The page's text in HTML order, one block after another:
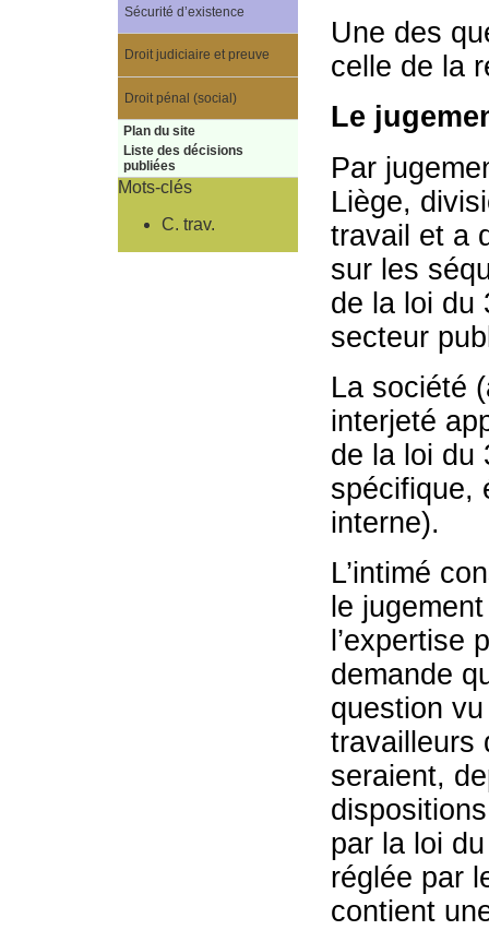
Une des
celle de la
Le
Par
Liège,
travail et a
sur les
de la loi du
secteur
La société
interjeté
de la loi du
spécifique,
interne).
L’intimé
le
l’expertise
demande
question
travailleurs
seraient,
par la loi
réglée par
contient
Sécurité d’existence
Droit judiciaire et preuve
Droit pénal (social)
Plan du site
Liste des décisions
publiées
Mots-clés
C. trav.